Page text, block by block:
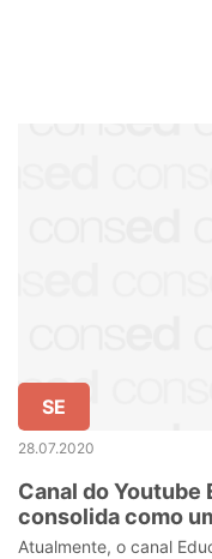
SE
28.07.2020
Canal do Youtube
consolida como
Atualmente, o canal